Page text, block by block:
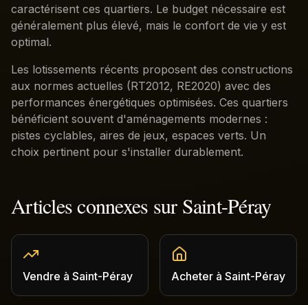
caractérisent ces quartiers. Le budget nécessaire est
généralement plus élevé, mais le confort de vie y est
optimal.
Les lotissements récents proposent des constructions
aux normes actuelles (RT2012, RE2020) avec des
performances énergétiques optimisées. Ces quartiers
bénéficient souvent d'aménagements modernes :
pistes cyclables, aires de jeux, espaces verts. Un
choix pertinent pour s'installer durablement.
Articles connexes sur Saint-Péray
Vendre à Saint-Péray Acheter à Saint-Péray